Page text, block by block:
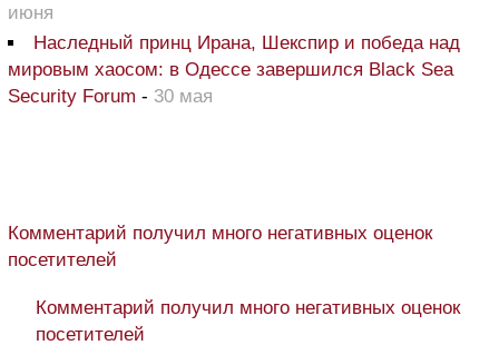
июня
Наследный принц Ирана, Шекспир и победа над
мировым хаосом: в Одессе завершился Black Sea
Security Forum - 30 мая
Комментарий получил много негативных оценок
посетителей
Комментарий получил много негативных оценок
посетителей